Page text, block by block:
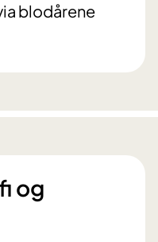
blodårene
og